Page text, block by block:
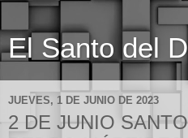
El Santo del
JUEVES, 1 DE JUNIO DE 2023
2 DE JUNIO